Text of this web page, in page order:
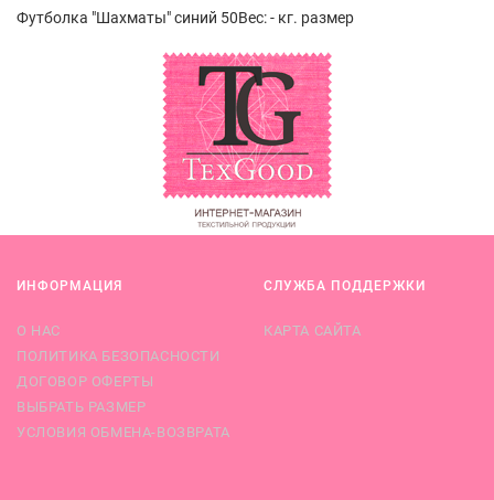
Футболка "Шахматы" синий 50Вес: - кг. размер
ИНФОРМАЦИЯ
О НАС
ПОЛИТИКА БЕЗОПАСНОСТИ
ДОГОВОР ОФЕРТЫ
ВЫБРАТЬ РАЗМЕР
УСЛОВИЯ ОБМЕНА-ВОЗВРАТА
СЛУЖБА ПОДДЕРЖКИ
КАРТА САЙТА